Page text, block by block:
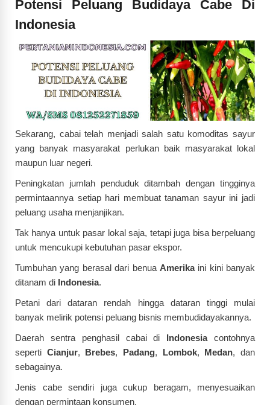
Potensi Peluang Budidaya Cabe Di
Indonesia
Sekarang, cabai telah menjadi salah satu komoditas sayur
yang banyak masyarakat perlukan baik masyarakat lokal
maupun luar negeri.
Peningkatan jumlah penduduk ditambah dengan tingginya
permintaannya setiap hari membuat tanaman sayur ini jadi
peluang usaha menjanjikan.
Tak hanya untuk pasar lokal saja, tetapi juga bisa berpeluang
untuk mencukupi kebutuhan pasar ekspor.
Tumbuhan yang berasal dari benua Amerikaini kini banyak
ditanam di Indonesia.
Petani dari dataran rendah hingga dataran tinggi mulai
banyak melirik potensi peluang bisnis membudidayakannya.
Daerah sentra penghasil cabai di Indonesiacontohnya
seperti Cianjur, Brebes, Padang, Lombok, Medan, dan
sebagainya.
Jenis cabe sendiri juga cukup beragam, menyesuaikan
dengan permintaan konsumen.